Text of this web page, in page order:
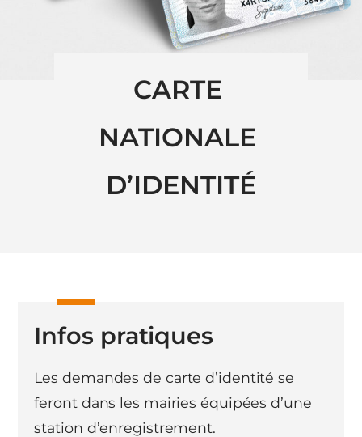
CARTE
NATIONALE
D’IDENTITÉ
Infos pratiques
Les demandes de carte d’identité se
feront dans les mairies équipées d’une
station d’enregistrement.